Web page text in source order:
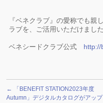
『ベネクラブ』の愛称でも親
ラブを、ご活用いただけまし
ベネシードクラブ公式 http://
←
「BENEFIT STATION2023年度
Autumn」デジタルカタログがアップ